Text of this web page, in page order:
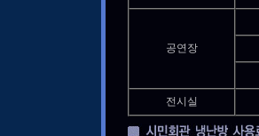
공연장
전시실